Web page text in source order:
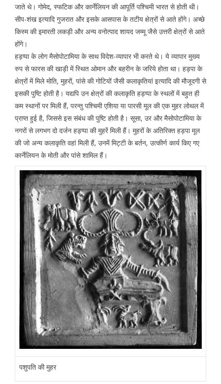
जाते थे। गोमेद, स्फटिक और कार्नेलियन की आपूर्ति पश्चिमी भारत से होती थी।
सीप-शंख इत्यादि गुजरात और इसके आसपास के तटीय क्षेत्रों से आते होंगे। अच्छे
किस्म की इमारती लकड़ी और अन्य वनोत्पाद शायद जम्मू जैसे उत्तरी क्षेत्रों से आते
होंगे।
हड़प्पा के लोग मैसोपोटामिया के साथ विदेश-व्यापार भी करते थे। ये व्यापार मुख्य
रुप से फारस की खाड़ी में स्थित ओमान और बहरीन के जरिये होता था। हड़पा के
क्षेत्रों में मिले मोति, मुहरों, पांसे की गोटियों जैसी कलाकृतियां इत्यादि की मौजूदगी से
इसकी पुष्टि होती है। यद्यपि उन क्षेत्रों की कलाकृति हड़प्पा के स्थलों में बहुत ही
कम स्थानों पर मिली हैं, परन्तु पश्चिमी एशिया या पारसी मूल की एक मुहर लोथल में
प्राप्त हुई है, जिससे इस संबंध की पुष्टि होती है। सूसा, उर और मैसोपोटामिया के
नगरों से लगभग दो दर्जन हड़प्पा की मुहरें मिली हैं। मुहरों के अतिरिक्त हड़पा मूल
की जो अन्य कलाकृति वहां मिली हैं, उनमें मिट्टी के बर्तन, उत्कीर्ण कार्य किए गए
कार्नेलियन के मोती और पांसे शामिल हैं।
पशुपति की मुहर